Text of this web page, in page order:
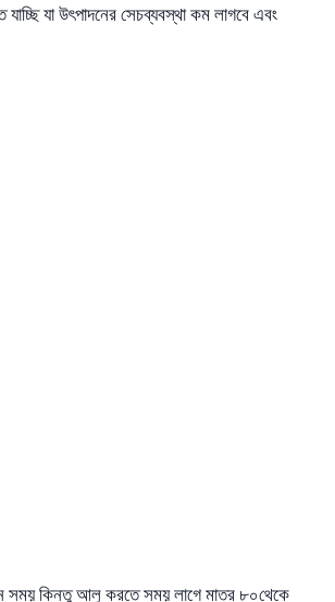
যা উৎপাদনের সেচব্যবস্থা কম লাগবে এবং
সময় কিন্তু আলু করতে সময় লাগে মাত্র ৮০থেকে